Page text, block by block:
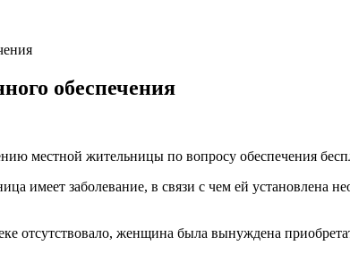
обеспечения
местной жительницы по вопросу обеспечения
имеет заболевание, в связи с чем ей установлена
отсутствовало, женщина была вынуждена